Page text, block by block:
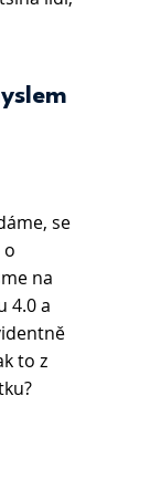
se
na
4.0 a
to z